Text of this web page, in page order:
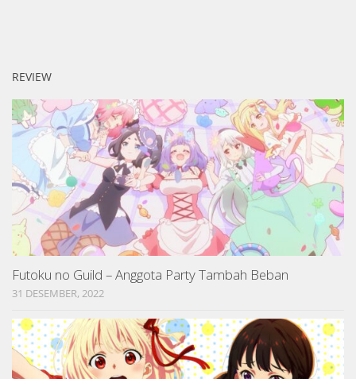
REVIEW
Futoku no Guild – Anggota Party Tambah Beban
31 DESEMBER, 2022